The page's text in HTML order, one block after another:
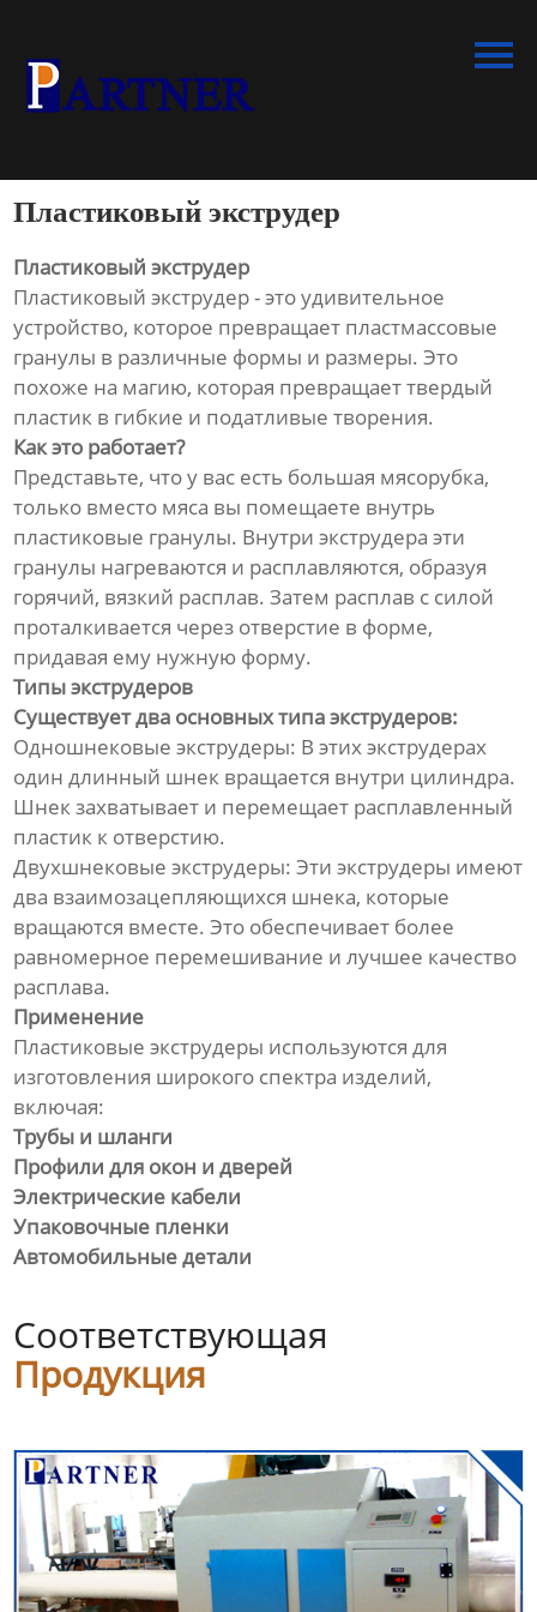
Продукция
спиральновитых труб из ПНД
экструдированного
пенополистирола
Линия по производству
водопроводных труб из ПНД
Оборудование для
производства труб со
структурированной стенкой
Линия по производству
гофрированных труб из
полиэтилена
Линия по производству
трехцветных ротангов из ПЭ/
ПП
Линия по производству
прутка для 3D-принтера
Оборудование для сварки
профильных панелей
Непрерывная линия по
производству
непрерывной намотки труб с
ребрами
Линия для однослойных
гофрированных труб
Линия по производству труб
из ПВХ
профилей из ПВХ
Экструзионная линия по
наполнителей из
полиэтилена
Линия по производству
пластиковых плит
Пластиковый экструдер
Пластиковый экструдер
Пластиковый экструдер - это удивительное
устройство, которое превращает пластмассовые
гранулы в различные формы и размеры. Это
похоже на магию, которая превращает твердый
пластик в гибкие и податливые творения.
Как это работает?
Представьте, что у вас есть большая мясорубка,
только вместо мяса вы помещаете внутрь
пластиковые гранулы. Внутри экструдера эти
гранулы нагреваются и расплавляются, образуя
горячий, вязкий расплав. Затем расплав с силой
проталкивается через отверстие в форме,
придавая ему нужную форму.
Типы экструдеров
Существует два основных типа экструдеров:
Одношнековые экструдеры: В этих экструдерах
один длинный шнек вращается внутри цилиндра.
Шнек захватывает и перемещает расплавленный
пластик к отверстию.
Двухшнековые экструдеры: Эти экструдеры имеют
два взаимозацепляющихся шнека, которые
вращаются вместе. Это обеспечивает более
равномерное перемешивание и лучшее качество
расплава.
Применение
Пластиковые экструдеры используются для
изготовления широкого спектра изделий,
включая:
Трубы и шланги
Профили для окон и дверей
Электрические кабели
Упаковочные пленки
Автомобильные детали
Соответствующая
Продукция